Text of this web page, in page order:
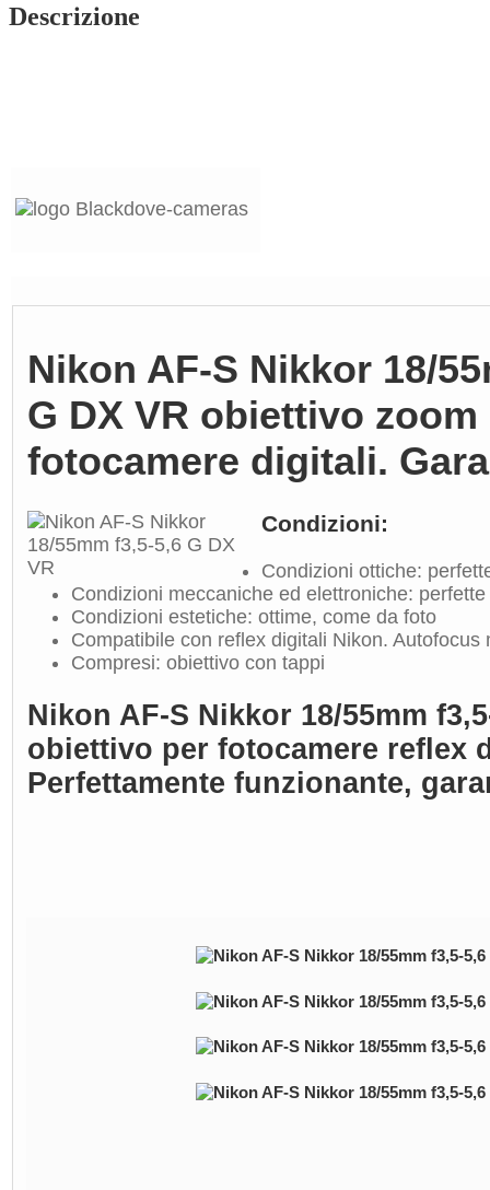
Descrizione
Nikon AF-S Nikkor 18/
G DX VR obiettivo zoom
fotocamere digitali.
Condizioni:
Condizioni ottiche:
Condizioni meccaniche ed elettroniche: perfette
Condizioni estetiche: ottime, come da foto
Compatibile con reflex digitali Nikon. Autofocus
Compresi: obiettivo con tappi
Nikon AF-S Nikkor 18/55mm
obiettivo per fotocamere reflex
Perfettamente funzionante,